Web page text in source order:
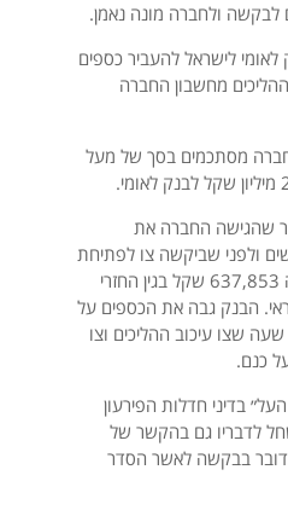
ולחברה מונה נאמן.
לישראל להעביר כספים
מחשבון החברה
מסתכמים בסך של מעל
שהגישה החברה את
ולפני שביקשה צו לפתיחת
הליכים, הופקדו בחשבונה 637,853 שקל בגין החזרי
הבנק גבה את הכספים על
שצו עיכוב ההליכים וצו
כנם.
בדיני חדלות הפירעון
שחל לדבריו גם בהקשר של
בבקשה לאשר הסדר